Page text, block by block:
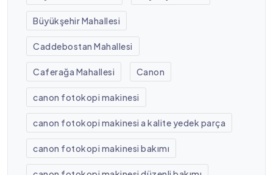
Büyükşehir Mahallesi
Caddebostan Mahallesi
Caferağa Mahallesi Canon
canon fotokopi makinesi
canon fotokopi makinesi a kalite yedek parça
canon fotokopi makinesi bakımı